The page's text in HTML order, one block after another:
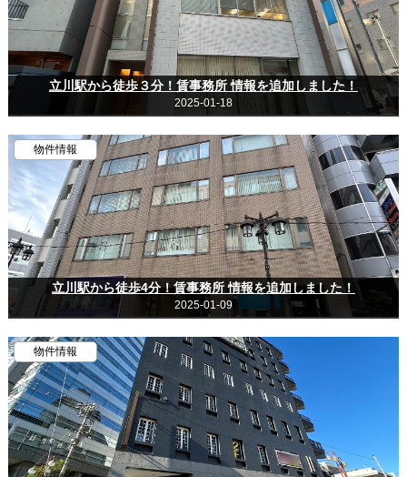
立川駅から徒歩３分！賃事務所 情報を追加しました！
2025-01-18
物件情報
立川駅から徒歩4分！賃事務所 情報を追加しました！
2025-01-09
物件情報